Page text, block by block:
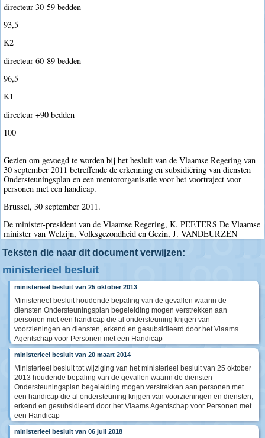
directeur 30-59 bedden
93,5
K2
directeur 60-89 bedden
96,5
K1
directeur +90 bedden
100
Gezien om gevoegd te worden bij het besluit van de Vlaamse Regering van
30 september 2011 betreffende de erkenning en subsidiëring van diensten
Ondersteuningsplan en een mentororganisatie voor het voortraject voor
personen met een handicap.
Brussel, 30 september 2011.
De minister-president van de Vlaamse Regering, K. PEETERS De Vlaamse
minister van Welzijn, Volksgezondheid en Gezin, J. VANDEURZEN
Teksten die naar dit document verwijzen:
ministerieel besluit
ministerieel besluit van 25 oktober 2013
Ministerieel besluit houdende bepaling van de gevallen waarin de
diensten Ondersteuningsplan begeleiding mogen verstrekken aan
personen met een handicap die al ondersteuning krijgen van
voorzieningen en diensten, erkend en gesubsidieerd door het Vlaams
Agentschap voor Personen met een Handicap
ministerieel besluit van 20 maart 2014
Ministerieel besluit tot wijziging van het ministerieel besluit van 25 oktober
2013 houdende bepaling van de gevallen waarin de diensten
Ondersteuningsplan begeleiding mogen verstrekken aan personen met
een handicap die al ondersteuning krijgen van voorzieningen en diensten,
erkend en gesubsidieerd door het Vlaams Agentschap voor Personen met
een Handicap
ministerieel besluit van 06 juli 2018